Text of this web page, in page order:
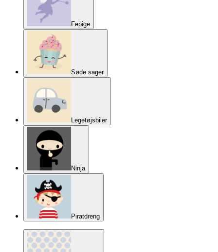
Fepige
Søde sager
Legetøjsbiler
Ninja
Piratdreng